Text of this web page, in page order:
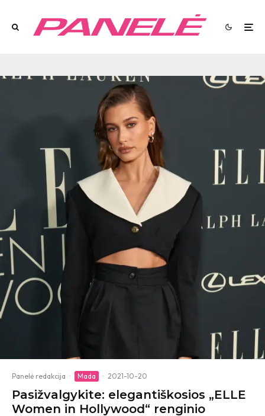
Panelė redakcija · Mada · 2021-10-20
Pasižvalgykite: elegantiškosios „ELLE
Women in Hollywood“ renginio